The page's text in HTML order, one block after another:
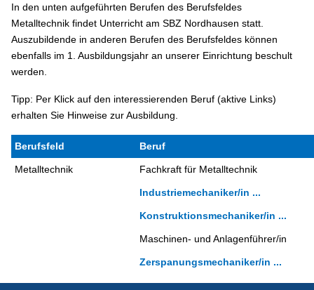
In den unten aufgeführten Berufen des Berufsfeldes
Metalltechnik findet Unterricht am SBZ Nordhausen statt.
Auszubildende in anderen Berufen des Berufsfeldes können
ebenfalls im 1. Ausbildungsjahr an unserer Einrichtung beschult
werden.
Tipp: Per Klick auf den interessierenden Beruf (aktive Links)
erhalten Sie Hinweise zur Ausbildung.
Berufsfeld Beruf
Metalltechnik Fachkraft für Metalltechnik
Industriemechaniker/in ...
Konstruktionsmechaniker/in ...
Maschinen- und Anlagenführer/in
Zerspanungsmechaniker/in ...